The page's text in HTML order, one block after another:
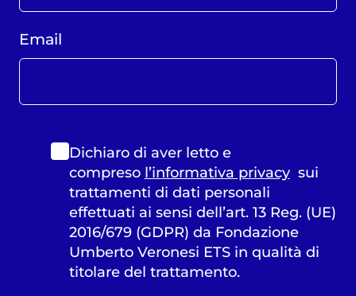
Email
Dichiaro di aver letto e
compreso l’informativa privacysui
trattamenti di dati personali
effettuati ai sensi dell’art. 13 Reg. (UE)
2016/679 (GDPR) da Fondazione
Umberto Veronesi ETS in qualità di
titolare del trattamento.